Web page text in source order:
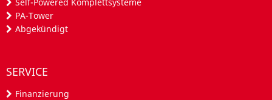
PA-Tower
Abgekündigt
SERVICE
Finanzierung